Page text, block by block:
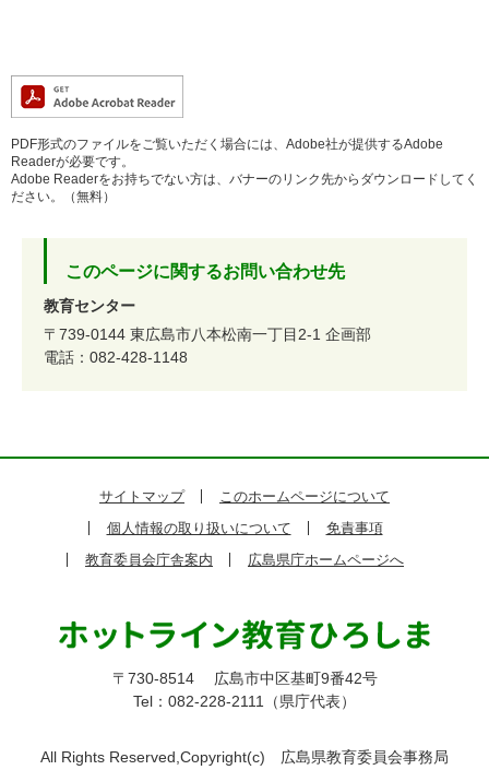
PDF形式のファイルをご覧いただく場合には、Adobe社が提供するAdobe
Readerが必要です。
Adobe Readerをお持ちでない方は、バナーのリンク先からダウンロードしてく
ださい。（無料）
このページに関するお問い合わせ先
教育センター
〒739-0144 東広島市八本松南一丁目2-1 企画部
電話：082-428-1148
サイトマップ
このホームページについて
個人情報の取り扱いについて
免責事項
教育委員会庁舎案内
広島県庁ホームページへ
〒730-8514
広島市中区基町9番42号
Tel：082-228-2111（県庁代表）
All Rights Reserved,Copyright(c) 広島県教育委員会事務局